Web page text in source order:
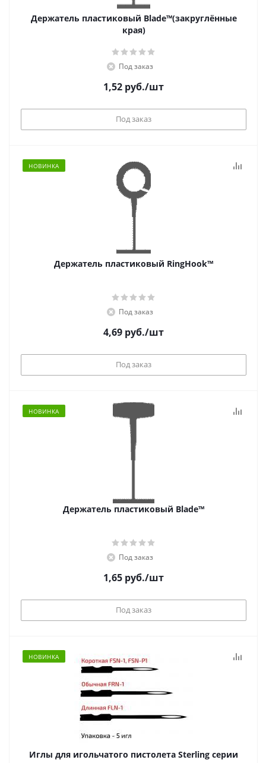
Держатель пластиковый Blade™(закруглённые
края)
Под заказ
1,52 руб./шт
Под заказ
НОВИНКА
Держатель пластиковый RingHook™
Под заказ
4,69 руб./шт
Под заказ
НОВИНКА
Держатель пластиковый Blade™
Под заказ
1,65 руб./шт
Под заказ
НОВИНКА
Иглы для игольчатого пистолета Sterling серии